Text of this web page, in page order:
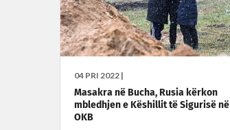
04 PRI 2022 |
Masakra në Bucha, Rusia kërkon
mbledhjen e Këshillit të Sigurisë në
OKB